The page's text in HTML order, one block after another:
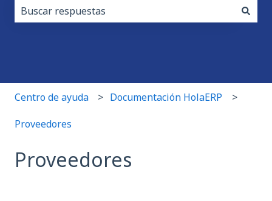
Centro de ayuda Documentación HolaERP
Proveedores
Proveedores